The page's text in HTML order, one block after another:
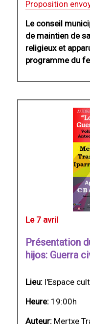
Proposition
Le conseil
de maintien de
religieux et
programme du
Le 7 avril
Présentation
hijos: Guerra
Lieu: l'Espace
Heure: 19:00h
Auteur: Mertxe